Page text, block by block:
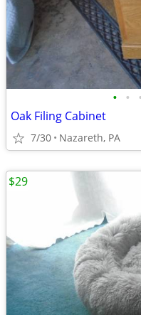
• • •
Oak Filing Cabinet
7/30 Nazareth, PA
$29